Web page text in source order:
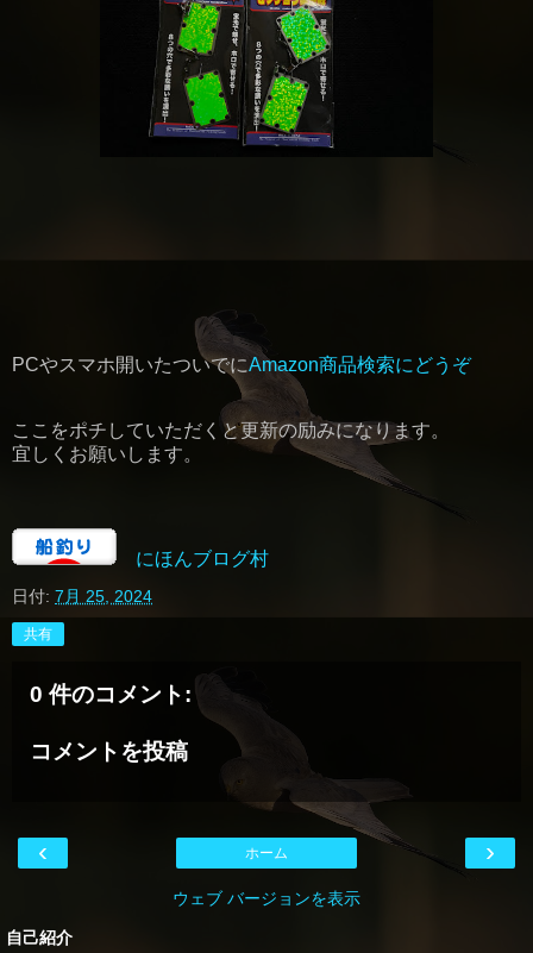
PCやスマホ開いたついでにAmazon商品検索にどうぞ
ここをポチしていただくと更新の励みになります。
宜しくお願いします。
にほんブログ村
日付: 7月 25, 2024
共有
0 件のコメント:
コメントを投稿
‹ ›
ホーム
ウェブ バージョンを表示
自己紹介